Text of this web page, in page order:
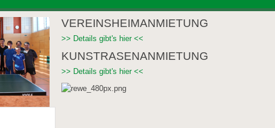
VEREINSHEIMANMIETUNG
>> Details gibt's hier <<
KUNSTRASENANMIETUNG
>> Details gibt's hier <<